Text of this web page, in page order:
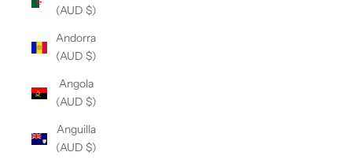
(AUD $)
Andorra
(AUD $)
Angola
(AUD $)
Anguilla
(AUD $)